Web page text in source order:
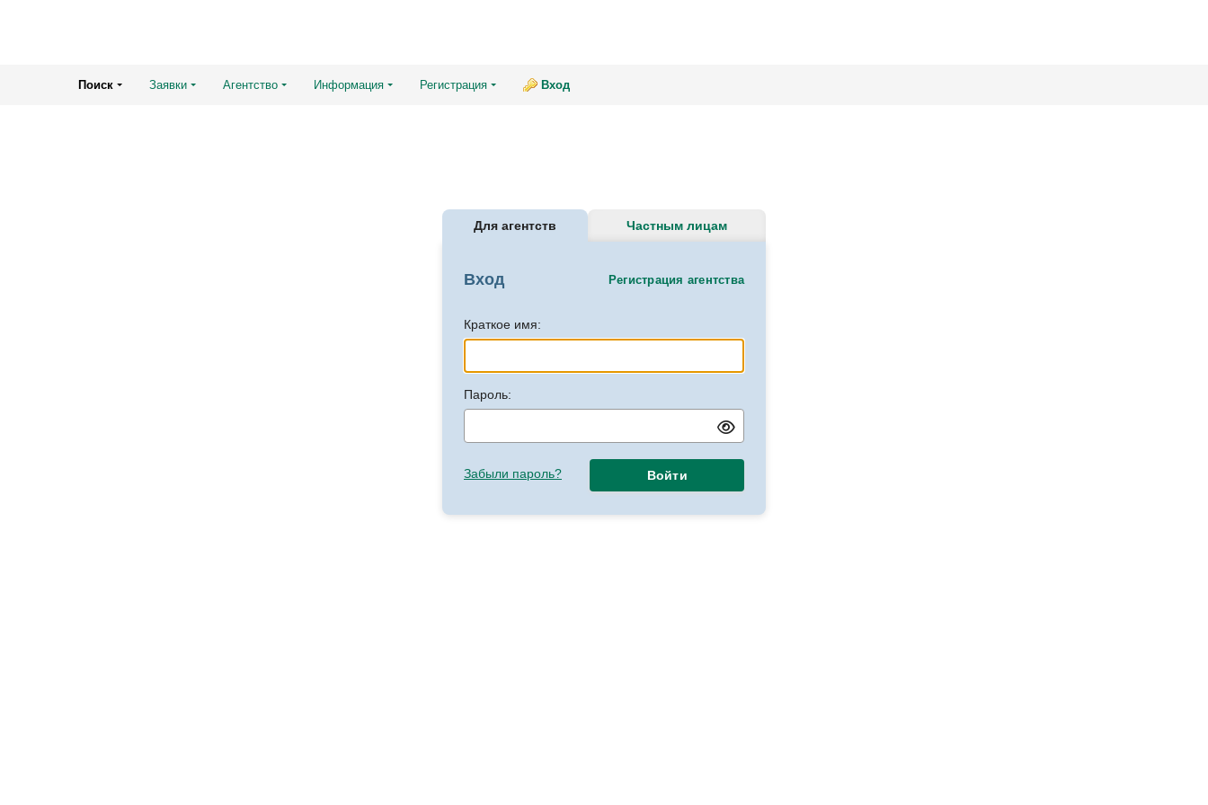
Поиск Заявки Агентство Информация Регистрация Вход
Для агентств Частным лицам
Вход Регистрация агентства
Краткое имя:
Пароль:
Забыли пароль? Войти